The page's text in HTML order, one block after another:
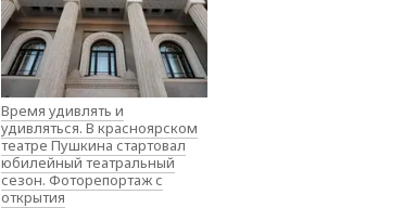
Время удивлять и
удивляться. В красноярском
театре Пушкина стартовал
юбилейный театральный
сезон. Фоторепортаж с
открытия